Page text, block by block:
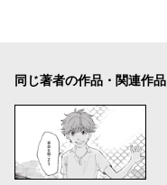
同じ著者の作品・関連作品